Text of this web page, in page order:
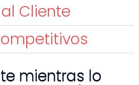
Cliente
mientras lo